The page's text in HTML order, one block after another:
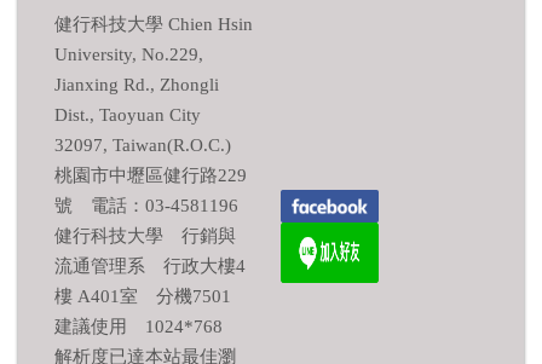
健行科技大學 Chien Hsin
University, No.229,
Jianxing Rd., Zhongli
Dist., Taoyuan City
32097, Taiwan(R.O.C.)
桃園市中壢區健行路229
號 電話：03-4581196
健行科技大學 行銷與
流通管理系 行政大樓4
樓 A401室 分機7501
建議使用 1024*768
解析度已達本站最佳瀏